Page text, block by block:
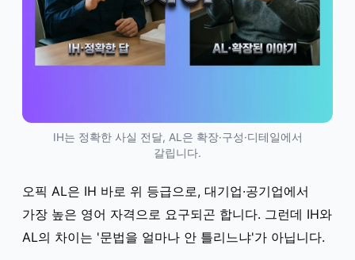
IH는 정확한 사실 전달, AL은 확장·구성·디테일에서
갈립니다.
오픽 AL은 IH 바로 위 등급으로, 대기업·공기업에서
가장 높은 영어 자격으로 요구되곤 합니다. 그런데 IH와
AL의 차이는 '문법을 얼마나 안 틀리느냐'가 아닙니다.